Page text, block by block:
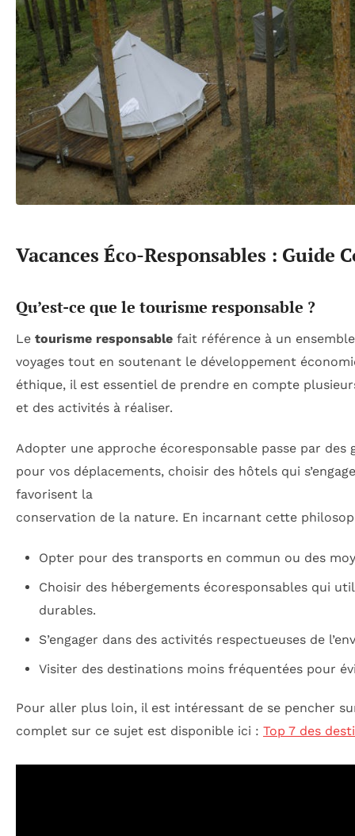
Vacances Éco-Responsables : Guide
Qu’est-ce que le tourisme responsable ?
Le tourisme responsable fait référence à un
voyages tout en soutenant le développement
éthique, il est essentiel de prendre en compte
et des activités à réaliser.
Adopter une approche écoresponsable passe par
pour vos déplacements, choisir des hôtels qui
favorisent la
conservation de la nature. En incarnant cette
Opter pour des transports en commun ou des
Choisir des hébergements écoresponsables qui
durables.
S’engager dans des activités respectueuses de
Visiter des destinations moins fréquentées pour
Pour aller plus loin, il est intéressant de se pencher
complet sur ce sujet est disponible ici : Top 7 des